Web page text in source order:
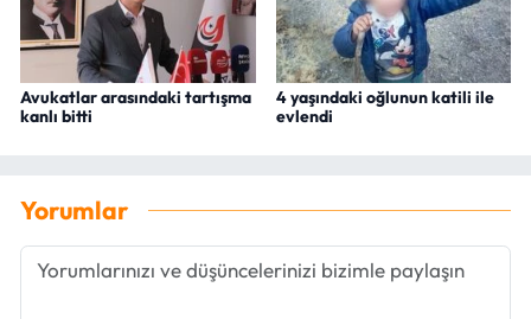
Avukatlar arasındaki tartışma
kanlı bitti
4 yaşındaki oğlunun katili ile
evlendi
Yorumlar